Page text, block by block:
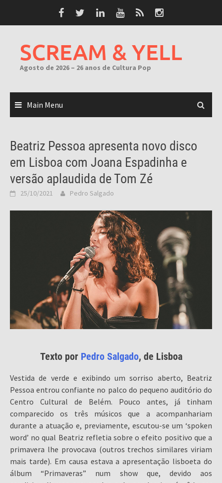
SCREAM & YELL
Agosto de 2026 – 26 anos de Cultura Pop
Main Menu
Beatriz Pessoa apresenta novo disco
em Lisboa com Joana Espadinha e
versão aplaudida de Tom Zé
25/10/2021 Pedro Salgado
Texto por Pedro Salgado, de Lisboa
Vestida de verde e exibindo um sorriso aberto, Beatriz
Pessoa entrou confiante no palco do pequeno auditório do
Centro Cultural de Belém. Pouco antes, já tinham
comparecido os três músicos que a acompanhariam
durante a atuação e, previamente, escutou-se um ‘spoken
word’ no qual Beatriz refletia sobre o efeito positivo que a
primavera lhe provocava (outros trechos similares viriam
mais tarde). Em causa estava a apresentação lisboeta do
álbum “Primaveras” num show que, devido aos